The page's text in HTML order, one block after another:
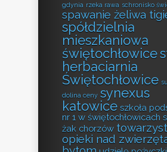
gdynia rzeka rawa schronisko
spawanie żeliwa
spółdzielnia
mieszkaniowa
świętochłowice
herbaciarnia
Świętochłowice
dolina ceny synexus
katowice szkoła
nr 1 w świętochłowicach
żak chorzów
opieki nad